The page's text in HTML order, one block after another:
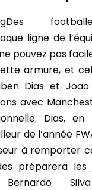
Des
ligne de
pouvez pas
armure, et
Dias et
avec
Dias,
de l’année
à remporter
préparera